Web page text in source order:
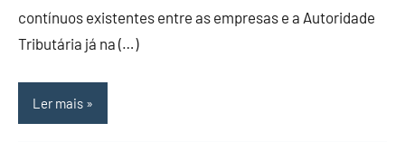
contínuos existentes entre as empresas e a Autoridade
Tributária já na (…)
Ler mais